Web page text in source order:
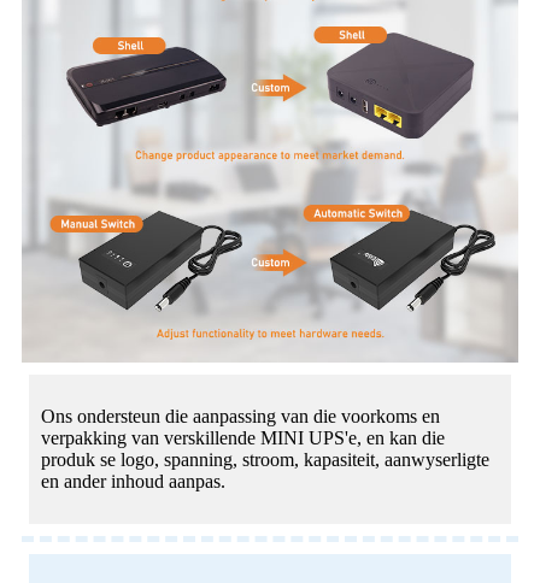
Ons ondersteun die aanpassing van die voorkoms en
verpakking van verskillende MINI UPS'e, en kan die
produk se logo, spanning, stroom, kapasiteit, aanwyserligte
en ander inhoud aanpas.